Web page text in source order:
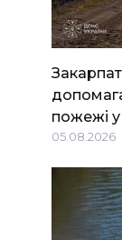
пожежі
05.08.2026